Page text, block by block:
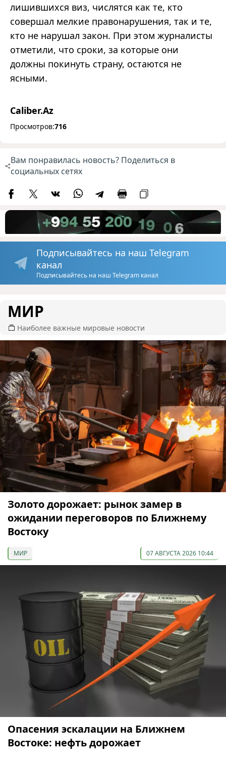
лишившихся виз, числятся как те, кто
совершал мелкие правонарушения, так и те,
кто не нарушал закон. При этом журналисты
отметили, что сроки, за которые они
должны покинуть страну, остаются не
ясными.
Caliber.Az
Просмотров:716
Вам понравилась новость? Поделиться в
социальных сетях
Подписывайтесь на наш Telegram
канал
Подписывайтесь на наш Telegram канал
МИР
Наиболее важные мировые новости
Золото дорожает: рынок замер в
ожидании переговоров по Ближнему
Востоку
МИР 07 АВГУСТА 2026 10:44
Опасения эскалации на Ближнем
Востоке: нефть дорожает